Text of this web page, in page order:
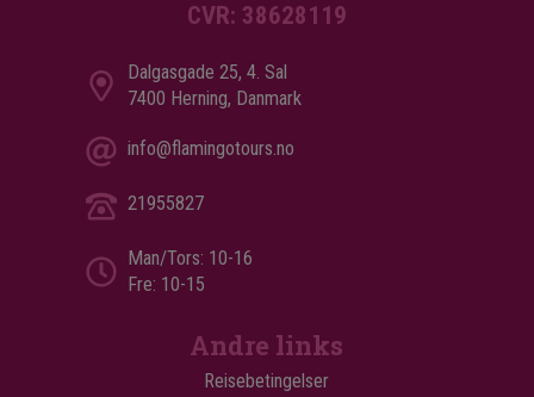
CVR: 38628119
Dalgasgade 25, 4. Sal
7400 Herning, Danmark
info@flamingotours.no
21955827
Man/Tors: 10-16
Fre: 10-15
Andre links
Reisebetingelser